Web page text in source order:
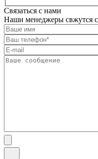
Связаться с нами
Наши менеджеры свжутся с